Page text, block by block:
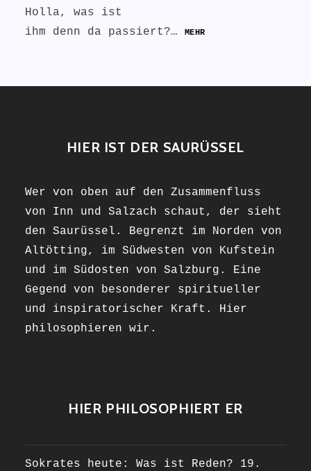
Holla, was ist
ihm denn da passiert?…
MEHR
HIER IST DER SAURÜSSEL
Wer von oben auf den Zusammenfluss
von Inn und Salzach schaut, der sieht
den Saurüssel. Begrenzt im Norden von
Altötting, im Südwesten von Kufstein
und im Südosten von Salzburg. Eine
Gegend von besonderer spiritueller
und inspiratorischer Kraft. Hier
philosophieren wir.
HIER PHILOSOPHIERT ER
Sokrates heute: Was ist Reden?
19.